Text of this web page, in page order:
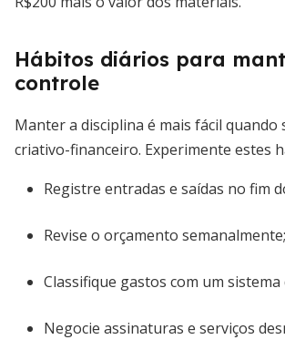
Hábitos diários para
controle
Manter a disciplina é mais fácil quando
criativo-financeiro. Experimente estes
Registre entradas e saídas no fim
Revise o orçamento semanalmente;
Classifique gastos com um sistema
Negocie assinaturas e serviços